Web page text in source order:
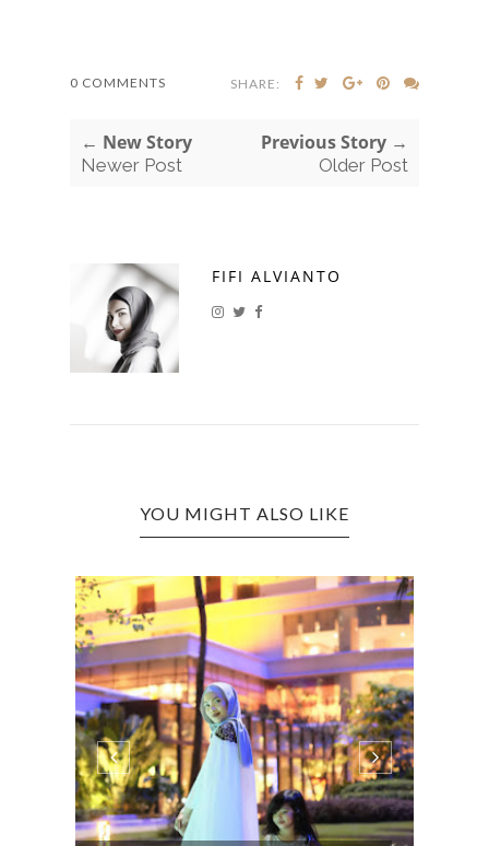
0 COMMENTS SHARE:
← New Story
Newer Post
Previous Story →
Older Post
FIFI ALVIANTO
YOU MIGHT ALSO LIKE